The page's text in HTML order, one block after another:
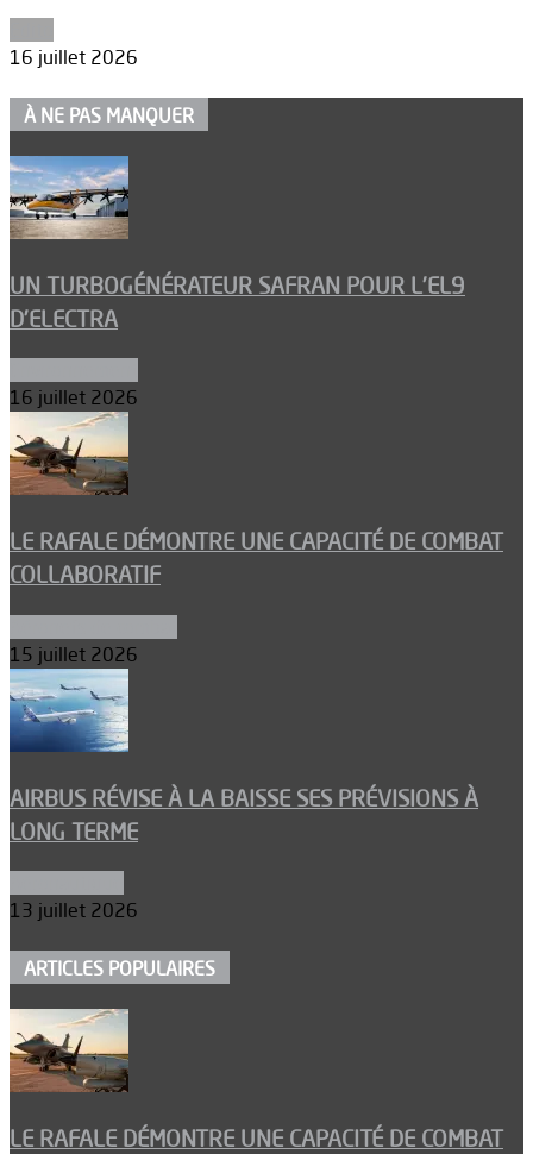
16 juillet 2026
À NE PAS MANQUER
UN TURBOGÉNÉRATEUR SAFRAN POUR L’EL9
D’ELECTRA
16 juillet 2026
LE RAFALE DÉMONTRE UNE CAPACITÉ DE COMBAT
COLLABORATIF
15 juillet 2026
AIRBUS RÉVISE À LA BAISSE SES PRÉVISIONS À
LONG TERME
13 juillet 2026
ARTICLES POPULAIRES
LE RAFALE DÉMONTRE UNE CAPACITÉ DE COMBAT